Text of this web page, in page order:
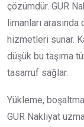
çözümdür. GUR
limanları
hizmetleri sunar.
düşük bu taşıma
tasarruf sağlar.
Yükleme,
GUR Nakliyat